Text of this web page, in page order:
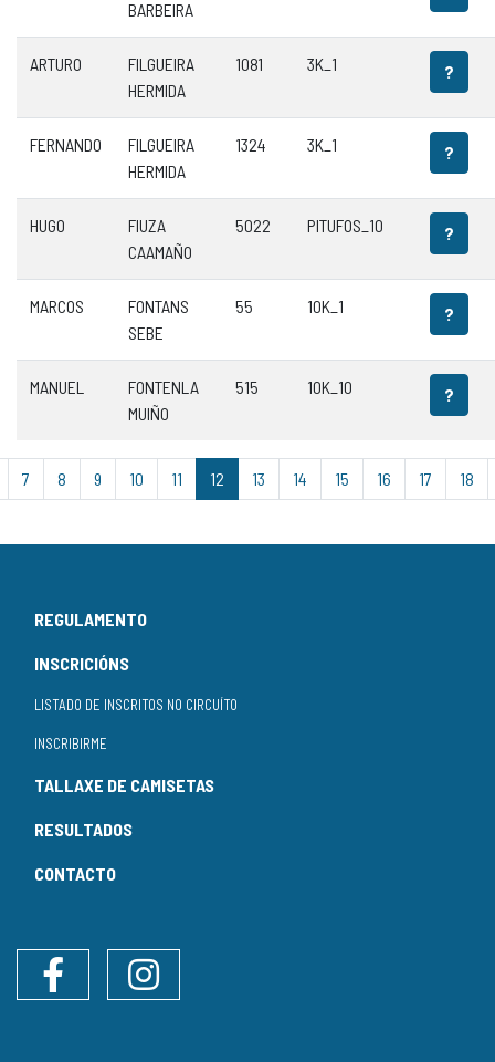
BARBEIRA
ARTURO
FILGUEIRA
HERMIDA
1081 3K_1 ?
FERNANDO
FILGUEIRA
HERMIDA
1324 3K_1 ?
HUGO
FIUZA
CAAMAÑO
5022 PITUFOS_10 ?
MARCOS
FONTANS
SEBE
55 10K_1 ?
MANUEL
FONTENLA
MUIÑO
515 10K_10 ?
7 8 9 10 11 12 13 14 15 16 17 18
REGULAMENTO
INSCRICIÓNS
LISTADO DE INSCRITOS NO CIRCUÍTO
INSCRIBIRME
TALLAXE DE CAMISETAS
RESULTADOS
CONTACTO
Instagram